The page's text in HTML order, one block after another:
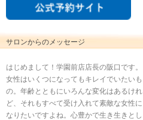
サロンからのメッセージ
はじめまして！学園前店店長の阪口です。
女性はいくつになってもキレイでいたいも
の。年齢とともにいろんな変化はあるけれ
ど、それもすべて受け入れて素敵な女性に
なりたいですよね。心豊かで生き生きとし